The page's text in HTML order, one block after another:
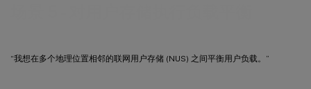
“我想在多个地理位置相邻的联网用户存储 (NUS) 之间平衡用户负载。”